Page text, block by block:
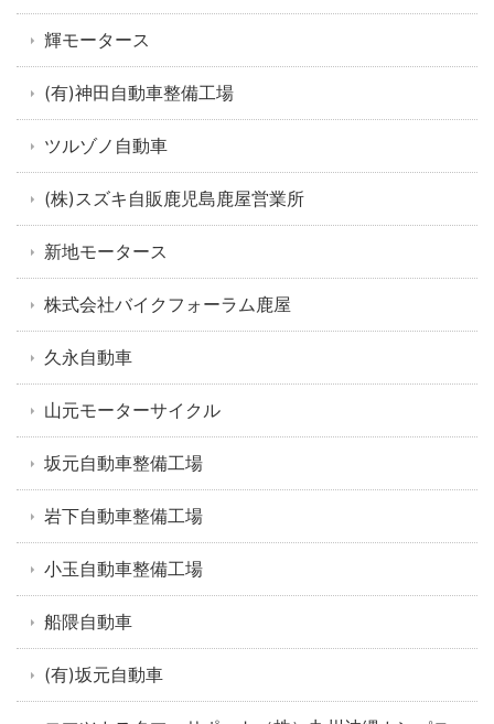
輝モータース
(有)神田自動車整備工場
ツルゾノ自動車
(株)スズキ自販鹿児島鹿屋営業所
新地モータース
株式会社バイクフォーラム鹿屋
久永自動車
山元モーターサイクル
坂元自動車整備工場
岩下自動車整備工場
小玉自動車整備工場
船隈自動車
(有)坂元自動車